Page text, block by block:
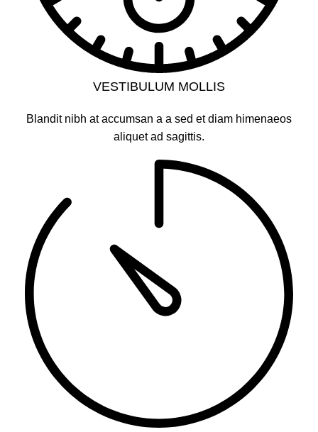
VESTIBULUM MOLLIS
Blandit nibh at accumsan a a sed et diam himenaeos
aliquet ad sagittis.